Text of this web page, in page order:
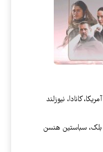
کانادا، نیوزلند
سباستین هنسن